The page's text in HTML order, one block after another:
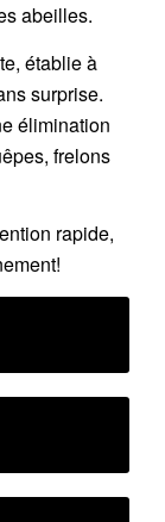
abeilles.
, établie à
surprise.
élimination
frelons
rapide,